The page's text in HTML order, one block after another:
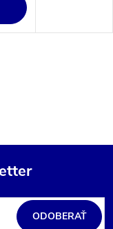
ODOBERAŤ